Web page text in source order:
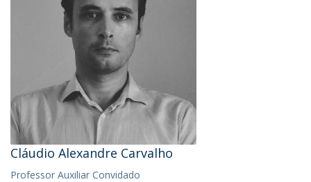
Cláudio Alexandre Carvalho
Professor Auxiliar Convidado